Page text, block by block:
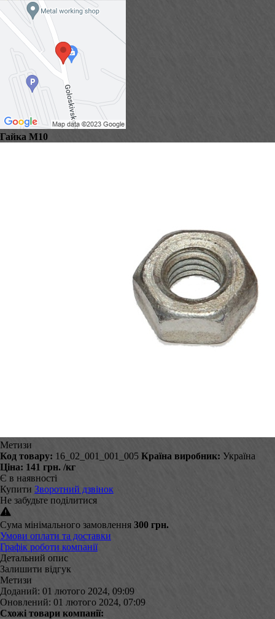
Гайка М10
Метизи
Код товару: 16_02_001_001_005 Країна виробник: Україна
Ціна: 141 грн. /кг
Є в наявності
Купити Зворотний дзвінок
Не забудьте поділитися
Сума мінімального замовлення 300 грн.
Умови оплати та доставки
Графік роботи компанії
Детальний опис
Залишити відгук
Метизи
Доданий: 01 лютого 2024, 09:09
Оновлений: 01 лютого 2024, 07:09
Схожі товари компанії: